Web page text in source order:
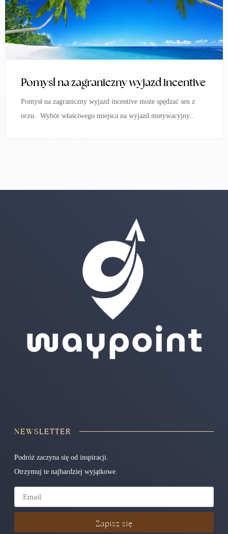
Pomysł na zagraniczny wyjazd incentive
Pomysł na zagraniczny wyjazd incentive może spędzać sen z
oczu. Wybór właściwego miejsca na wyjazd motywacyjny...
NEWSLETTER
Podróż zaczyna się od inspiracji.
Otrzymuj te najbardziej wyjątkowe.
Zapisz się